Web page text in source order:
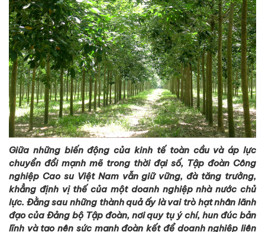
Giữa những biến động của kinh tế toàn cầu và áp lực
chuyển đổi mạnh mẽ trong thời đại số, Tập đoàn Công
nghiệp Cao su Việt Nam vẫn giữ vững, đà tăng trưởng,
khẳng định vị thế của một doanh nghiệp nhà nước chủ
lực. Đằng sau những thành quả ấy là vai trò hạt nhân lãnh
đạo của Đảng bộ Tập đoàn, nơi quy tụ ý chí, hun đúc bản
lĩnh và tạo nên sức mạnh đoàn kết để doanh nghiệp liên